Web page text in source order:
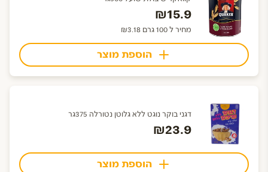
₪15.9
מחיר ל 100 גרם ₪3.18
הוספת מוצר
דגני בוקר נוגט ללא גלוטן נטורלה 375גר
₪23.9
הוספת מוצר